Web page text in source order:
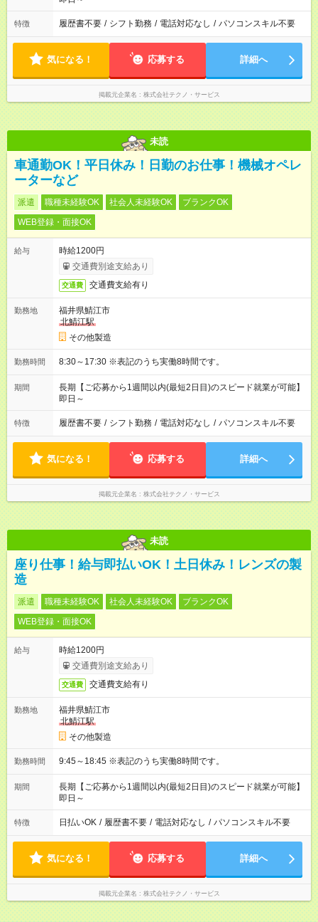
特徴 履歴書不要 / シフト勤務 / 電話対応なし / パソコンスキル不要
気になる！ 応募する 詳細へ
掲載元企業名 株式会社テクノ・サービス
未読
車通勤OK！平日休み！日勤のお仕事！機械オペレ
ーターなど
派遣 職種未経験OK 社会人未経験OK
ブランクOK
WEB登録・面接OK
給与
時給1200円
交通費別途支給あり
交通費 交通費支給有り
勤務地
福井県鯖江市
北鯖江駅
その他製造
勤務時間 8:30～17:30 ※表記のうち実働8時間です。
期間
長期【ご応募から1週間以内(最短2日目)のスピード就業が可能】
即日～
特徴 履歴書不要 / シフト勤務 / 電話対応なし / パソコンスキル不要
気になる！ 応募する 詳細へ
掲載元企業名 株式会社テクノ・サービス
未読
座り仕事！給与即払いOK！土日休み！レンズの製
造
派遣 職種未経験OK 社会人未経験OK
ブランクOK
WEB登録・面接OK
給与
時給1200円
交通費別途支給あり
交通費 交通費支給有り
勤務地
福井県鯖江市
北鯖江駅
その他製造
勤務時間 9:45～18:45 ※表記のうち実働8時間です。
期間
長期【ご応募から1週間以内(最短2日目)のスピード就業が可能】
即日～
特徴 日払いOK / 履歴書不要 / 電話対応なし / パソコンスキル不要
気になる！ 応募する 詳細へ
掲載元企業名 株式会社テクノ・サービス